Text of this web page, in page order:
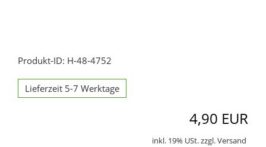
Produkt-ID: H-48-4752
Lieferzeit 5-7 Werktage
4,90 EUR
inkl. 19% USt. zzgl. Versand